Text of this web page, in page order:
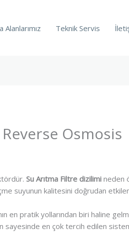
Alanlarımız Teknik Servis
Reverse Osmosis
Su Arıtma Filtre dizilimi neden
suyunun kalitesini doğrudan
en pratik yollarından biri haline
en çok tercih edilen